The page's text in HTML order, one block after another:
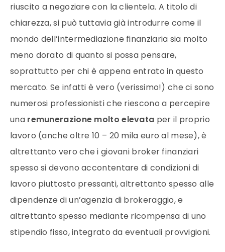
riuscito a negoziare con la clientela. A titolo di
chiarezza, si può tuttavia già introdurre come il
mondo dell’intermediazione finanziaria sia molto
meno dorato di quanto si possa pensare,
soprattutto per chi è appena entrato in questo
mercato. Se infatti è vero (verissimo!) che ci sono
numerosi professionisti che riescono a percepire
una remunerazione molto elevata per il proprio
lavoro (anche oltre 10 – 20 mila euro al mese), è
altrettanto vero che i giovani broker finanziari
spesso si devono accontentare di condizioni di
lavoro piuttosto pressanti, altrettanto spesso alle
dipendenze di un’agenzia di brokeraggio, e
altrettanto spesso mediante ricompensa di uno
stipendio fisso, integrato da eventuali provvigioni.